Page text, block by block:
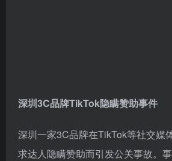
深圳3C品牌TikTok隐瞒赞助事件
深圳一家3C品牌在TikTok等社交媒
求达人隐瞒赞助而引发公关事故。